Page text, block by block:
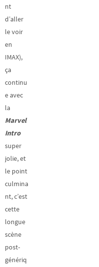
nt
d’aller
le voir
en
IMAX),
ça
continu
e avec
la
Marvel
Intro
super
jolie, et
le point
culmina
nt, c’est
cette
longue
scène
post-
génériq